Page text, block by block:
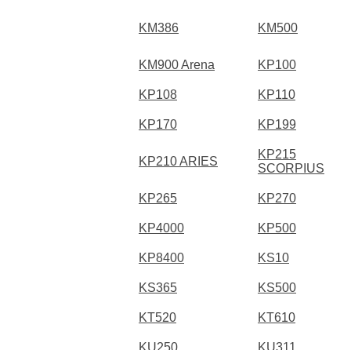
KM386 KM500
KM900 Arena KP100
KP108 KP110
KP170 KP199
KP210 ARIES
KP215
SCORPIUS
KP265 KP270
KP4000 KP500
KP8400 KS10
KS365 KS500
KT520 KT610